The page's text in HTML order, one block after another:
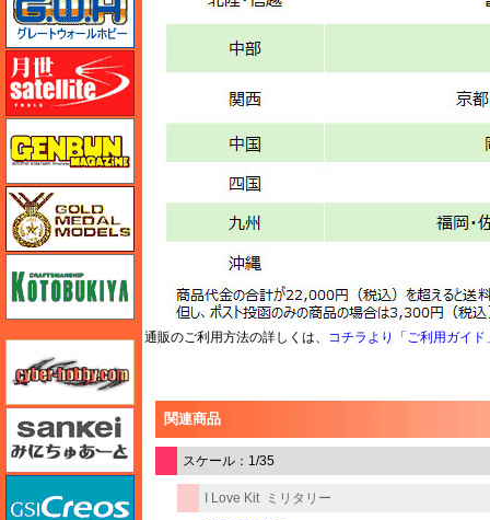
通販のご利用方法の詳しくは、 コチラより「ご利用ガイド
関連商品
スケール：1/35
I Love Kit ミリタリー
月世 サテライトツールス
ゲンブンマガジン
ゴールドメダルモデルズ
サイバーホビー
さんけい みにちゅあーと
GSIクレオス